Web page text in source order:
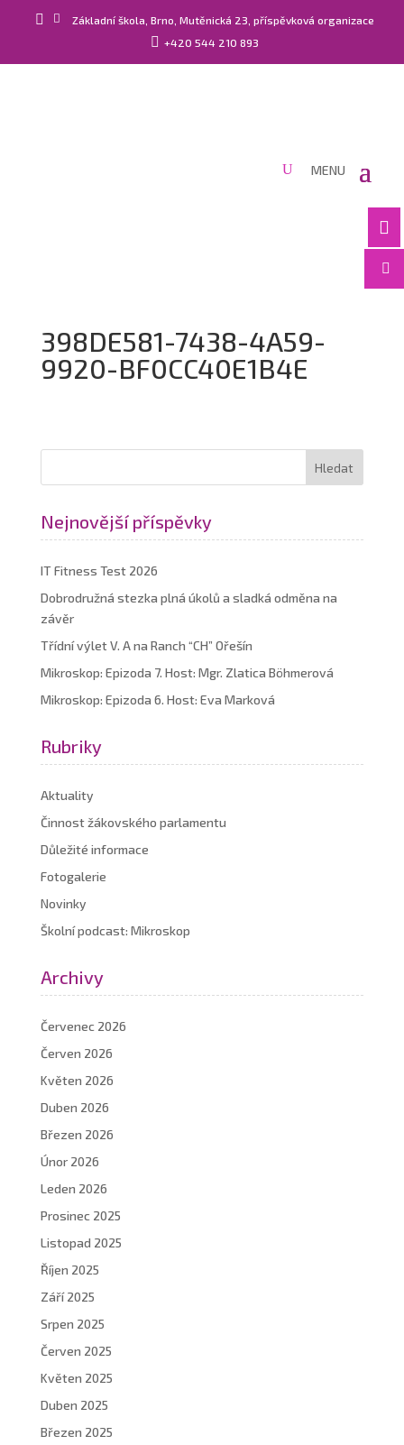
  Základní škola, Brno, Mutěnická 23, příspěvková organizace
 +420 544 210 893


398DE581-7438-4A59-
9920-BF0CC40E1B4E
Nejnovější příspěvky
IT Fitness Test 2026
Dobrodružná stezka plná úkolů a sladká odměna na
závěr
Třídní výlet V. A na Ranch “CH” Ořešín
Mikroskop: Epizoda 7. Host: Mgr. Zlatica Böhmerová
Mikroskop: Epizoda 6. Host: Eva Marková
Rubriky
Aktuality
Činnost žákovského parlamentu
Důležité informace
Fotogalerie
Novinky
Školní podcast: Mikroskop
Archivy
Červenec 2026
Červen 2026
Květen 2026
Duben 2026
Březen 2026
Únor 2026
Leden 2026
Prosinec 2025
Listopad 2025
Říjen 2025
Září 2025
Srpen 2025
Červen 2025
Květen 2025
Duben 2025
Březen 2025